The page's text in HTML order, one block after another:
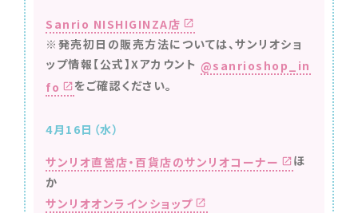
Sanrio NISHIGINZA店
※発売初日の販売方法については、サンリオショ
ップ情報【公式】Xアカウント @sanrioshop_in
fo
をご確認ください。
4月16日（水）
サンリオ直営店・百貨店のサンリオコーナー
ほ
か
サンリオオンラインショップ